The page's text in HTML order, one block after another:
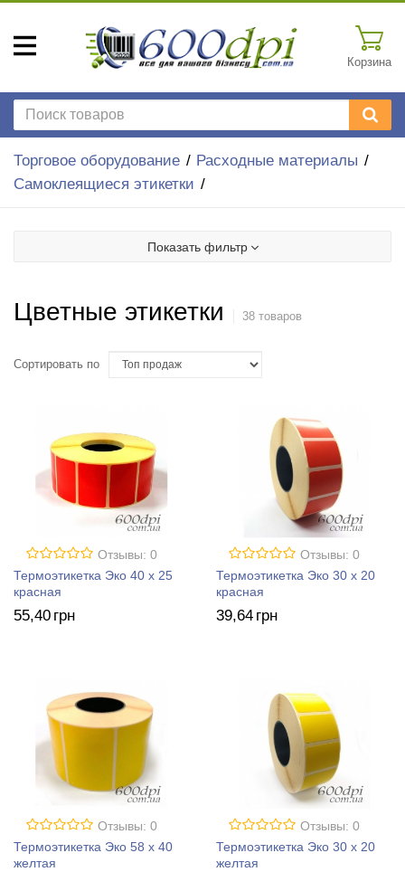
Корзина
Торговое оборудование
Расходные материалы
Самоклеящиеся этикетки
Показать фильтр
Цветные этикетки 38 товаров
Сортировать по
Отзывы: 0
Термоэтикетка Эко 40 x 25
красная
55,40 грн
Отзывы: 0
Термоэтикетка Эко 30 x 20
красная
39,64 грн
Отзывы: 0
Термоэтикетка Эко 58 x 40
желтая
Отзывы: 0
Термоэтикетка Эко 30 x 20
желтая